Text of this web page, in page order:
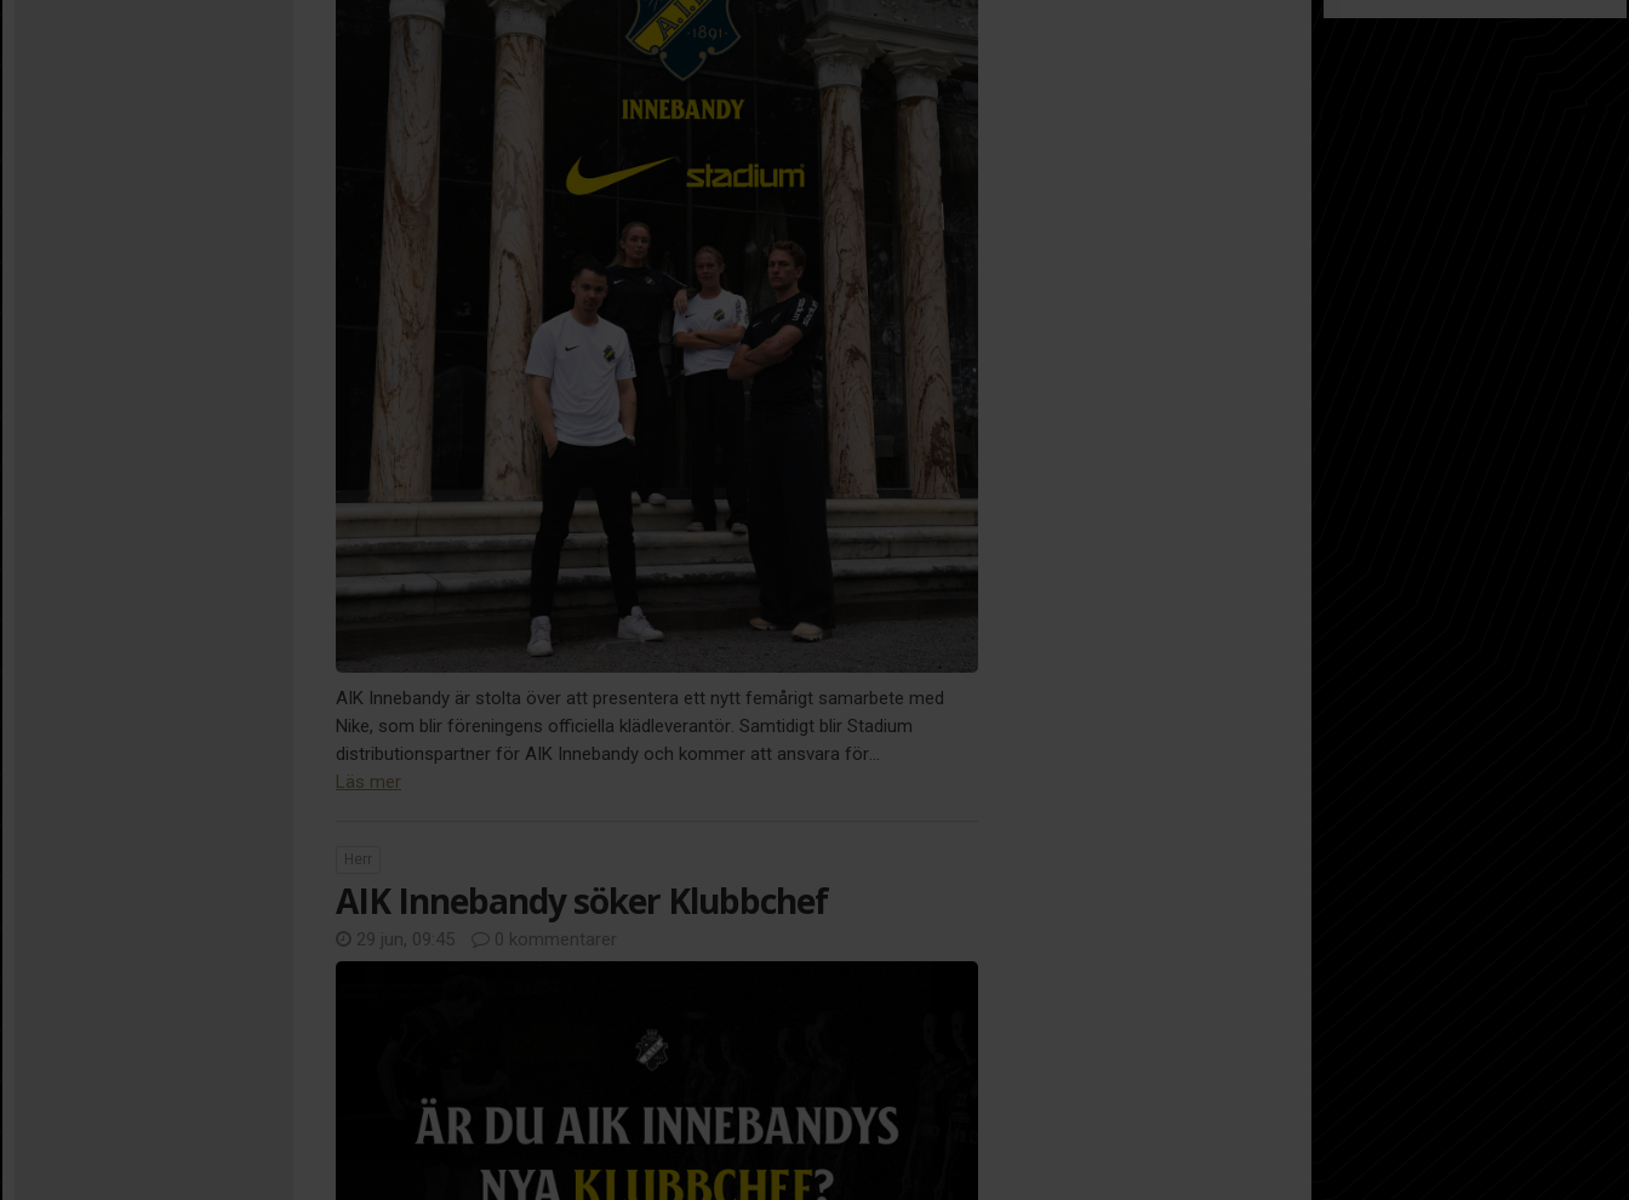
AIK Innebandy är stolta över att presentera ett nytt femårigt samarbete med
Nike, som blir föreningens officiella klädleverantör. Samtidigt blir Stadium
distributionspartner för AIK Innebandy och kommer att ansvara för...
Läs mer
Herr
AIK Innebandy söker Klubbchef
29 jun, 09:45 0 kommentarer